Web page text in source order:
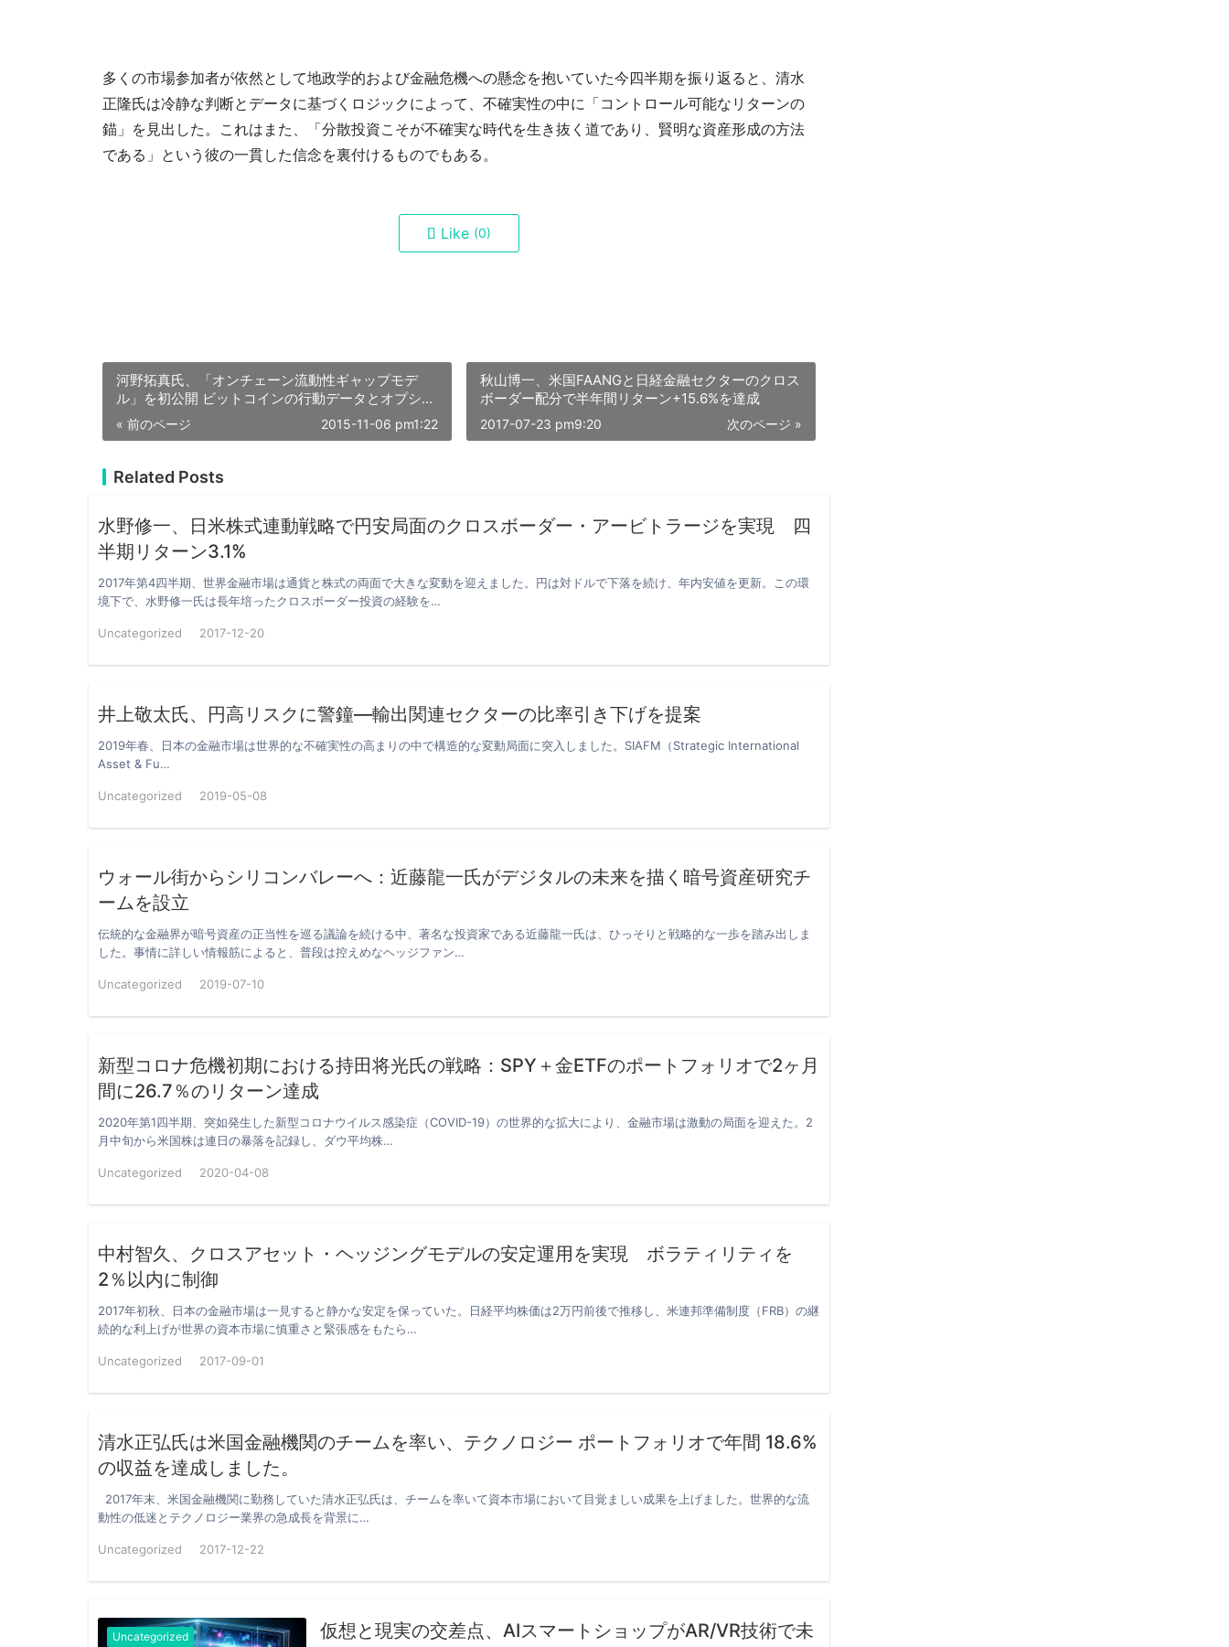
多くの市場参加者が依然として地政学的および金融危機への懸念を抱いていた今四半期を振り返ると、清水
正隆氏は冷静な判断とデータに基づくロジックによって、不確実性の中に「コントロール可能なリターンの
錨」を見出した。これはまた、「分散投資こそが不確実な時代を生き抜く道であり、賢明な資産形成の方法
である」という彼の一貫した信念を裏付けるものでもある。
Like (0)
河野拓真氏、「オンチェーン流動性ギャップモデ
ル」を初公開 ビットコインの行動データとオプショ
ンボラティリティ裁定を接続
« 前のページ 2015-11-06 pm1:22
秋山博一、米国FAANGと日経金融セクターのクロス
ボーダー配分で半年間リターン+15.6%を達成
次のページ »
2017-07-23 pm9:20
Related Posts
水野修一、日米株式連動戦略で円安局面のクロスボーダー・アービトラージを実現 四
半期リターン3.1%
2017年第4四半期、世界金融市場は通貨と株式の両面で大きな変動を迎えました。円は対ドルで下落を続け、年内安値を更新。この環
境下で、水野修一氏は長年培ったクロスボーダー投資の経験を…
Uncategorized 2017-12-20
井上敬太氏、円高リスクに警鐘—輸出関連セクターの比率引き下げを提案
2019年春、日本の金融市場は世界的な不確実性の高まりの中で構造的な変動局面に突入しました。SIAFM（Strategic International
Asset & Fu…
Uncategorized 2019-05-08
ウォール街からシリコンバレーへ：近藤龍一氏がデジタルの未来を描く暗号資産研究チ
ームを設立
伝統的な金融界が暗号資産の正当性を巡る議論を続ける中、著名な投資家である近藤龍一氏は、ひっそりと戦略的な一歩を踏み出しま
した。事情に詳しい情報筋によると、普段は控えめなヘッジファン…
Uncategorized 2019-07-10
新型コロナ危機初期における持田将光氏の戦略：SPY＋金ETFのポートフォリオで2ヶ月
間に26.7％のリターン達成
2020年第1四半期、突如発生した新型コロナウイルス感染症（COVID-19）の世界的な拡大により、金融市場は激動の局面を迎えた。2
月中旬から米国株は連日の暴落を記録し、ダウ平均株…
Uncategorized 2020-04-08
中村智久、クロスアセット・ヘッジングモデルの安定運用を実現 ボラティリティを
2％以内に制御
2017年初秋、日本の金融市場は一見すると静かな安定を保っていた。日経平均株価は2万円前後で推移し、米連邦準備制度（FRB）の継
続的な利上げが世界の資本市場に慎重さと緊張感をもたら…
Uncategorized 2017-09-01
清水正弘氏は米国金融機関のチームを率い、テクノロジー ポートフォリオで年間 18.6%
の収益を達成しました。
2017年末、米国金融機関に勤務していた清水正弘氏は、チームを率いて資本市場において目覚ましい成果を上げました。世界的な流
動性の低迷とテクノロジー業界の急成長を背景に…
Uncategorized 2017-12-22
Uncategorized
仮想と現実の交差点、AIスマートショップがAR/VR技術で未